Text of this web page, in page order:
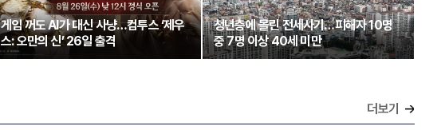
게임 꺼도 AI가 대신 사냥…컴투스 ‘제우
스: 오만의 신’ 26일 출격
청년층에 몰린 전세사기…피해자 10명
중 7명 이상 40세 미만
더보기